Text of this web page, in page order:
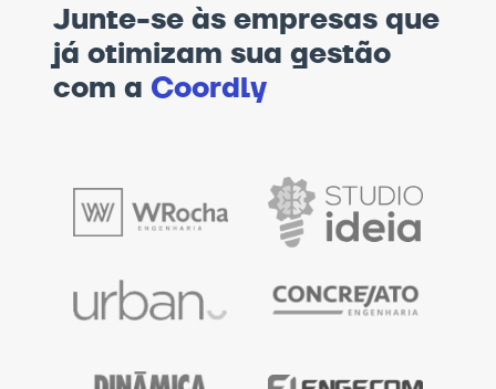
Junte-se às empresas que
já otimizam sua gestão
com a Coordly